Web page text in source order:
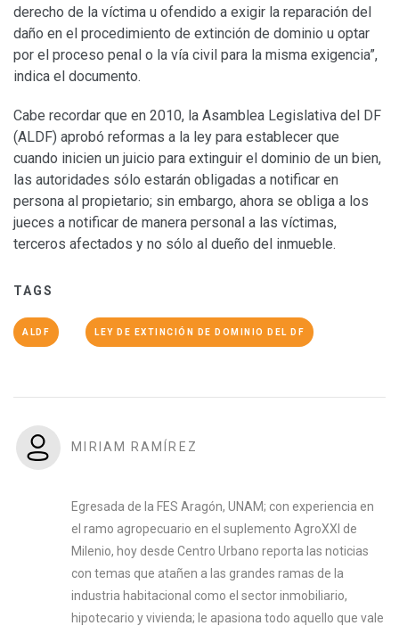
derecho de la víctima u ofendido a exigir la reparación del
daño en el procedimiento de extinción de dominio u optar
por el proceso penal o la vía civil para la misma exigencia”,
indica el documento.
Cabe recordar que en 2010, la Asamblea Legislativa del DF
(ALDF) aprobó reformas a la ley para establecer que
cuando inicien un juicio para extinguir el dominio de un bien,
las autoridades sólo estarán obligadas a notificar en
persona al propietario; sin embargo, ahora se obliga a los
jueces a notificar de manera personal a las víctimas,
terceros afectados y no sólo al dueño del inmueble.
TAGS
ALDF LEY DE EXTINCIÓN DE DOMINIO DEL DF
MIRIAM RAMÍREZ
Egresada de la FES Aragón, UNAM; con experiencia en
el ramo agropecuario en el suplemento AgroXXI de
Milenio, hoy desde Centro Urbano reporta las noticias
con temas que atañen a las grandes ramas de la
industria habitacional como el sector inmobiliario,
hipotecario y vivienda; le apasiona todo aquello que vale